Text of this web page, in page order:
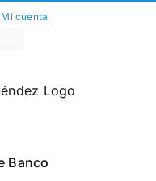
Mi cuenta
Banco